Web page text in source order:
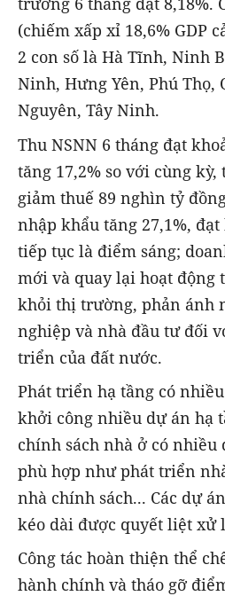
(chiếm xấp xỉ 18,6% GDP
2 con số là Hà Tĩnh, Ninh
Ninh, Hưng Yên, Phú Thọ,
Nguyên, Tây Ninh.
Thu NSNN 6 tháng đạt
tăng 17,2% so với cùng
giảm thuế 89 nghìn tỷ
nhập khẩu tăng 27,1%, đạt
tiếp tục là điểm sáng;
mới và quay lại hoạt động
khỏi thị trường, phản ánh
nghiệp và nhà đầu tư đối
triển của đất nước.
Phát triển hạ tầng có
khởi công nhiều dự án hạ
chính sách nhà ở có
phù hợp như phát triển
nhà chính sách... Các dự
kéo dài được quyết liệt xử
Công tác hoàn thiện thể
hành chính và tháo gỡ